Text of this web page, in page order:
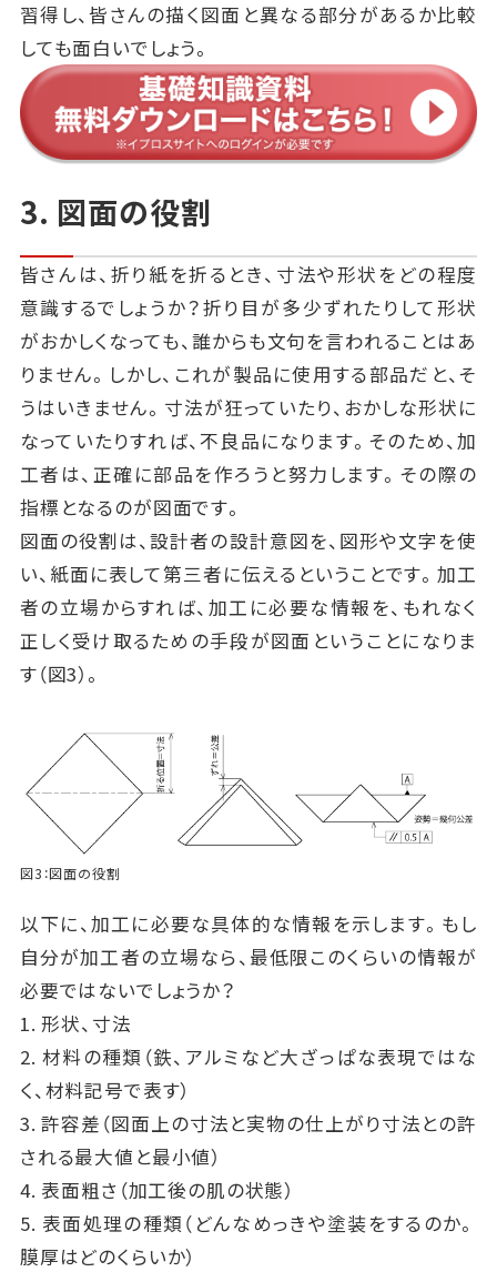
習得し、皆さんの描く図面と異なる部分があるか比較
しても面白いでしょう。
3. 図面の役割
皆さんは、折り紙を折るとき、寸法や形状をどの程度
意識するでしょうか？折り目が多少ずれたりして形状
がおかしくなっても、誰からも文句を言われることはあ
りません。しかし、これが製品に使用する部品だと、そ
うはいきません。寸法が狂っていたり、おかしな形状に
なっていたりすれば、不良品になります。そのため、加
工者は、正確に部品を作ろうと努力します。その際の
指標となるのが図面です。
図面の役割は、設計者の設計意図を、図形や文字を使
い、紙面に表して第三者に伝えるということです。加工
者の立場からすれば、加工に必要な情報を、もれなく
正しく受け取るための手段が図面ということになりま
す（図3）。
図3：図面の役割
以下に、加工に必要な具体的な情報を示します。もし
自分が加工者の立場なら、最低限このくらいの情報が
必要ではないでしょうか？
1. 形状、寸法
2. 材料の種類（鉄、アルミなど大ざっぱな表現ではな
く、材料記号で表す）
3. 許容差（図面上の寸法と実物の仕上がり寸法との許
される最大値と最小値）
4. 表面粗さ（加工後の肌の状態）
5. 表面処理の種類（どんなめっきや塗装をするのか。
膜厚はどのくらいか）